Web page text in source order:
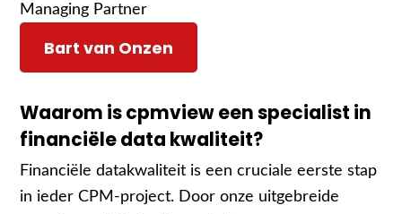
Managing Partner
Bart van Onzen
Waarom is cpmvieweenspecialist in
financiëledata kwaliteit?
Financiële datakwaliteit is een cruciale eerste stap
in ieder CPM‑project. Door onze uitgebreide